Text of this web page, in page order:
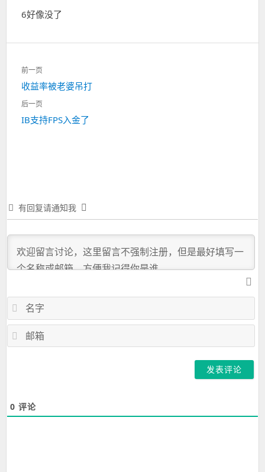
6好像没了
文
章
导
航
前一页
上
一
收益率被老婆吊打
后一页
下
IB支持FPS入金了
有回复请通知我
0 评论